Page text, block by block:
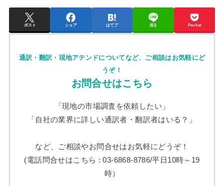
ポスト シェア はてブ 送る Pocket
通訳・翻訳・現地アテンドについてなど、ご相談はお気軽にど
うぞ！
お問合せはこちら
「現地の市場調査を依頼したい」
「自社の業界に詳しい通訳者・翻訳者はいる？」
など、ご相談やお問合せはお気軽にどうぞ！
(電話問合せはこちら : 03-6868-8786/平日10時～19
時）